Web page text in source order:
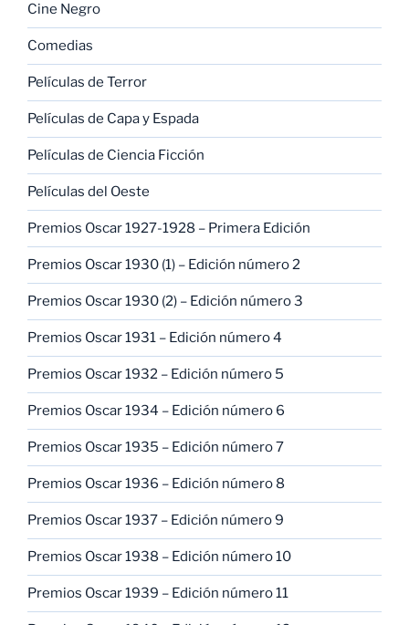
Cine Negro
Comedias
Películas de Terror
Películas de Capa y Espada
Películas de Ciencia Ficción
Películas del Oeste
Premios Oscar 1927-1928 – Primera Edición
Premios Oscar 1930 (1) – Edición número 2
Premios Oscar 1930 (2) – Edición número 3
Premios Oscar 1931 – Edición número 4
Premios Oscar 1932 – Edición número 5
Premios Oscar 1934 – Edición número 6
Premios Oscar 1935 – Edición número 7
Premios Oscar 1936 – Edición número 8
Premios Oscar 1937 – Edición número 9
Premios Oscar 1938 – Edición número 10
Premios Oscar 1939 – Edición número 11